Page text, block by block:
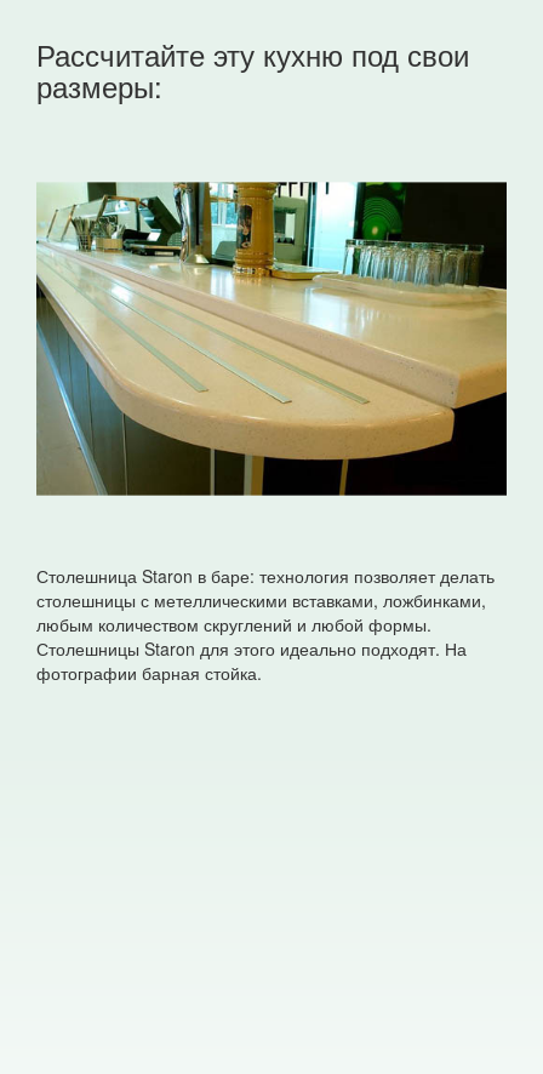
Рассчитайте эту кухню под свои
размеры:
Столешница Staron в баре: технология позволяет делать
столешницы с метеллическими вставками, ложбинками,
любым количеством скруглений и любой формы.
Столешницы Staron для этого идеально подходят. На
фотографии барная стойка.